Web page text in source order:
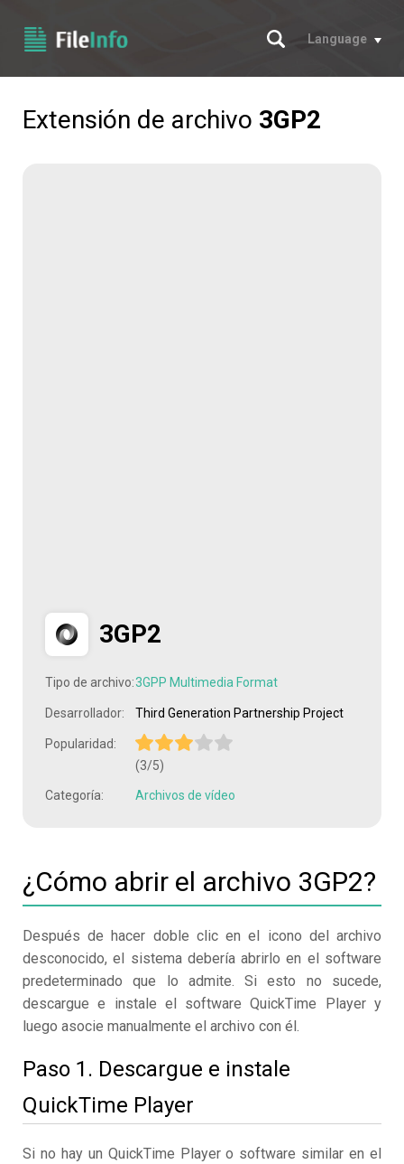
Buscar
Language
Extensión de archivo 3GP2
3GP2
Tipo de archivo:3GPP Multimedia Format
Desarrollador: Third Generation Partnership Project
Popularidad:
(3/5)
Categoría: Archivos de vídeo
¿Cómo abrir el archivo 3GP2?
Después de hacer doble clic en el icono del archivo
desconocido, el sistema debería abrirlo en el software
predeterminado que lo admite. Si esto no sucede,
descargue e instale el software QuickTime Player y
luego asocie manualmente el archivo con él.
Paso 1. Descargue e instale
QuickTime Player
Si no hay un QuickTime Player o software similar en el